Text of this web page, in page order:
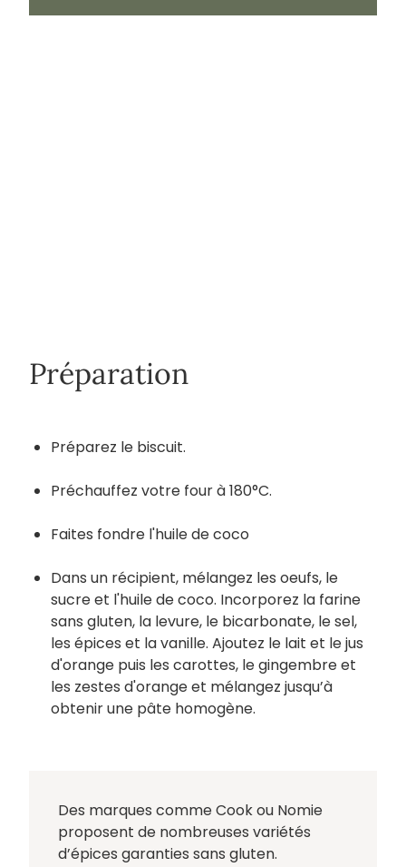
Préparation
Préparez le biscuit.
Préchauffez votre four à 180°C.
Faites fondre l'huile de coco
Dans un récipient, mélangez les oeufs, le
sucre et l'huile de coco. Incorporez la farine
sans gluten, la levure, le bicarbonate, le sel,
les épices et la vanille. Ajoutez le lait et le jus
d'orange puis les carottes, le gingembre et
les zestes d'orange et mélangez jusqu’à
obtenir une pâte homogène.
Des marques comme Cook ou Nomie
proposent de nombreuses variétés
d’épices garanties sans gluten.